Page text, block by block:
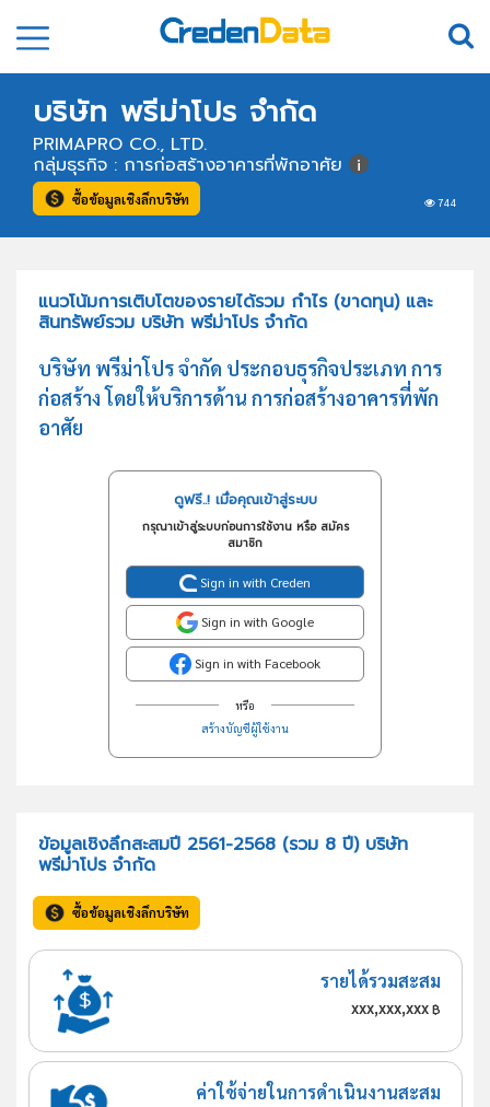
บริษัท พรีม่าโปร จำกัด
PRIMAPRO CO., LTD.
744
กลุ่มธุรกิจ : การก่อสร้างอาคารที่พักอาศัย
ซื้อข้อมูลเชิงลึกบริษัท
แนวโน้มการเติบโตของรายได้รวม กำไร (ขาดทุน) และ
สินทรัพย์รวม บริษัท พรีม่าโปร จำกัด
บริษัท พรีม่าโปร จำกัด ประกอบธุรกิจประเภท การ
ก่อสร้าง โดยให้บริการด้าน การก่อสร้างอาคารที่พัก
อาศัย
ดูฟรี..! เมื่อคุณเข้าสู่ระบบ
กรุณาเข้าสู่ระบบก่อนการใช้งาน หรือ สมัคร
สมาชิก
Sign in with Creden
Sign in with Google
Sign in with Facebook
หรือ
สร้างบัญชีผู้ใช้งาน
ข้อมูลเชิงลึกสะสมปี 2561-2568 (รวม 8 ปี) บริษัท
พรีม่าโปร จำกัด
ซื้อข้อมูลเชิงลึกบริษัท
รายได้รวมสะสม
xxx,xxx,xxx฿
ค่าใช้จ่ายในการดำเนินงานสะสม